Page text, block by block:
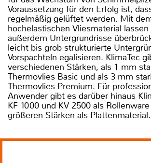
Voraussetzung für den Erfolg ist,
regelmäßig gelüftet werden. Mit
hochelastischen Vliesmaterial lassen
außerdem Untergrundrisse
leicht bis grob strukturierte
Vorspachteln egalisieren. KlimaTec
verschiedenen Stärken, als 1 mm
Thermovlies Basic und als 3 mm
Thermovlies Premium. Für
Anwender gibt es darüber hinaus
KF 1000 und KV 2500 als
größeren Stärken als Plattenmaterial.